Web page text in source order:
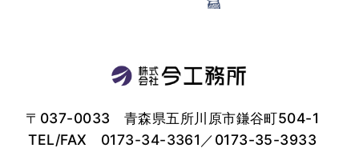
〒037-0033 青森県五所川原市鎌谷町504-1
TEL/FAX 0173-34-3361 ／0173-35-3933